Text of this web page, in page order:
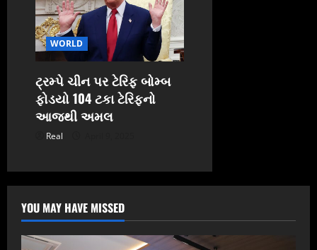
WORLD
ટ્રમ્પે ચીન પર ટેરિફ બોમ્બ
ફોડયો 104 ટકા ટેરિફનો
આજથી અમલ
Real
YOU MAY HAVE MISSED